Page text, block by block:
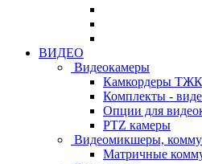
ВИДЕО
Видеокамеры
Камкордеры
Комплекты -
Опции для
PTZ камеры
Видеомикшеры,
Матричные